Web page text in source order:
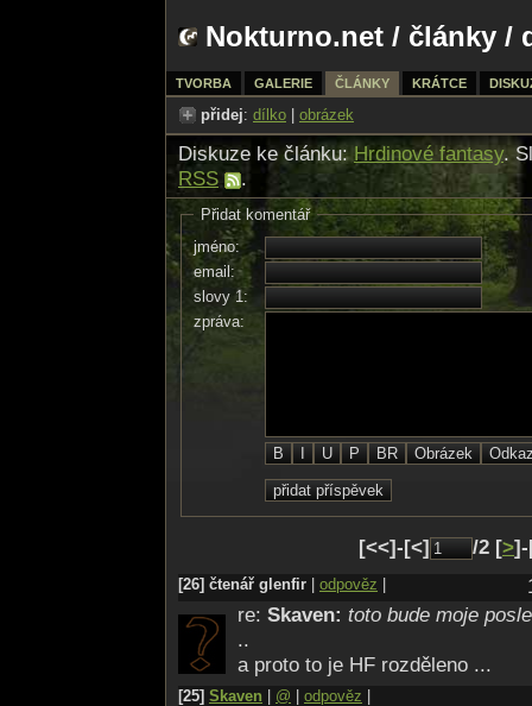
Nokturno.net / články /
TVORBA GALERIE ČLÁNKY KRÁTCE
přidej: dílko obrázek
Diskuze ke článku: Hrdinové fantasy.
RSS
.
Přidat komentář
jméno:
email:
slovy 1:
zpráva:
[<<]-[<] /2 [>
[26] čtenář glenfir odpověz
re: Skaven: toto bude moje
..
a proto to je HF rozděleno ...
[25] Skaven @ odpověz